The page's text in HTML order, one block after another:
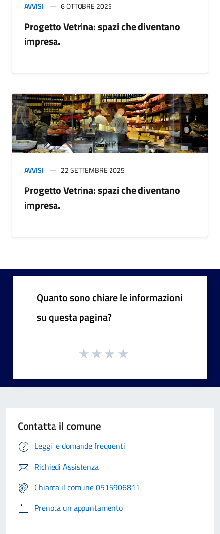
AVVISI 6 OTTOBRE 2025
Progetto Vetrina: spazi che diventano
impresa.
AVVISI 22 SETTEMBRE 2025
Progetto Vetrina: spazi che diventano
impresa.
Quanto sono chiare le informazioni
su questa pagina?
Contatta il comune
Leggi le domande frequenti
Richiedi Assistenza
Chiama il comune 0516906811
Prenota un appuntamento